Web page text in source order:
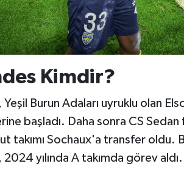
Kimdir?
Burun Adaları uyruklu olan
başladı. Daha sonra CS
takımı Sochaux'a transfer oldu.
yılında A takımda görev aldı.